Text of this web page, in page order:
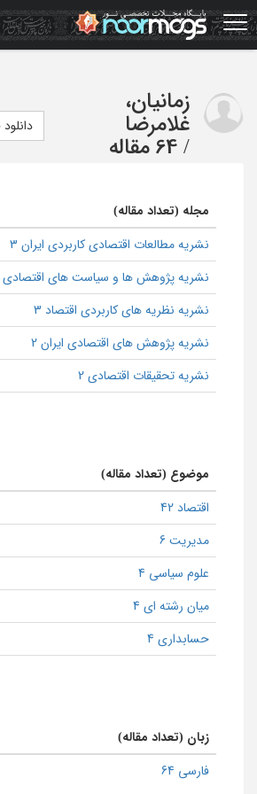
Skip
to
main
زمانیان،
غلامرضا
/ 64 مقاله
مجله (تعداد مقاله)
نشریه مطالعات اقتصادی کاربردی ایران 3
نشریه پژوهش ها و سیاست های اقتصادی 3
نشریه نظریه های کاربردی اقتصاد 3
نشریه پژوهش های اقتصادی ایران 2
نشریه تحقیقات اقتصادی 2
موضوع (تعداد مقاله)
اقتصاد 42
مدیریت 6
علوم سیاسی 4
میان رشته ای 4
حسابداری 4
زبان (تعداد مقاله)
فارسی 64